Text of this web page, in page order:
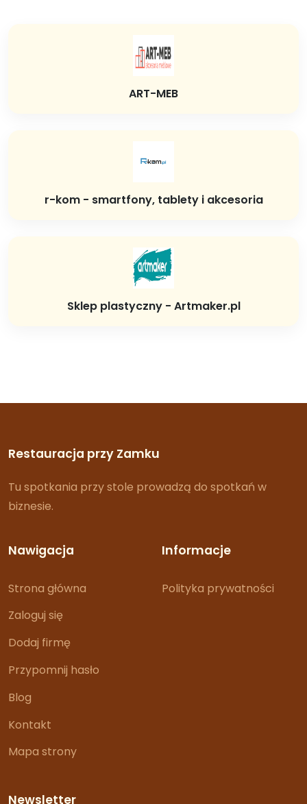
ART-MEB
r-kom - smartfony, tablety i akcesoria
Sklep plastyczny - Artmaker.pl
Restauracja przy Zamku
Tu spotkania przy stole prowadzą do spotkań w
biznesie.
Nawigacja
Strona główna
Zaloguj się
Dodaj firmę
Przypomnij hasło
Blog
Kontakt
Mapa strony
Informacje
Polityka prywatności
Newsletter